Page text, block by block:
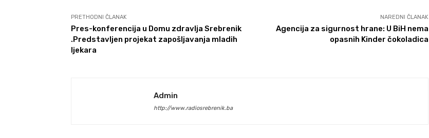
PRETHODNI ČLANAK
Pres-konferencija u Domu zdravlja Srebrenik
.Predstavljen projekat zapošljavanja mladih
ljekara
NAREDNI ČLANAK
Agencija za sigurnost hrane: U BiH nema
opasnih Kinder čokoladica
Admin
http://www.radiosrebrenik.ba